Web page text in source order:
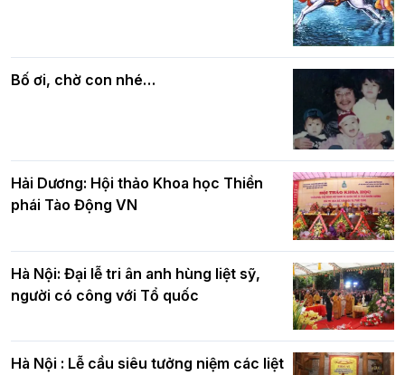
nhân mùa Phật đản PL.2570
Phật giáo chính tín Phần 7: Luật nhân
quả
Bố ơi, chờ con nhé…
Hải Dương: Hội thảo Khoa học Thiền
phái Tào Động VN
Hà Nội: Đại lễ tri ân anh hùng liệt sỹ,
người có công với Tổ quốc
Hà Nội : Lễ cầu siêu tưởng niệm các liệt